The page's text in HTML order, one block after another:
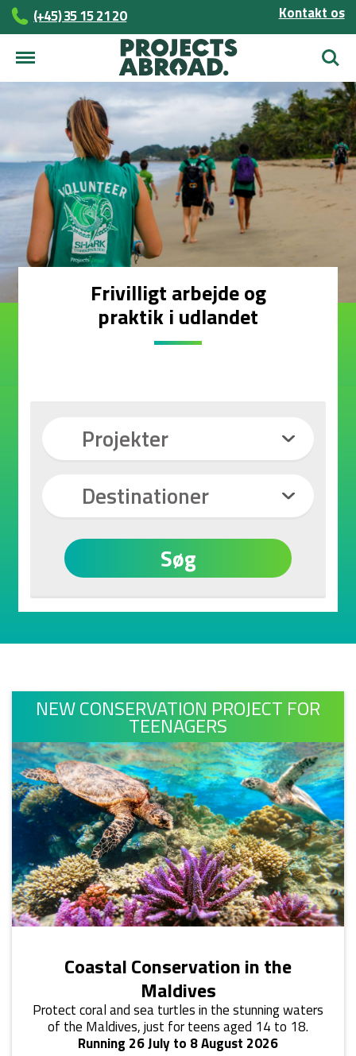
(+45)­­ 35 15 21 20 Kontakt os
Søg
Frivilligt arbejde og
praktik i udlandet
Projekter
Destinationer
Søg
NEW CONSERVATION PROJECT FOR
TEENAGERS
Coastal Conservation in the
Maldives
Protect coral and sea turtles in the stunning waters
of the Maldives, just for teens aged 14 to 18.
Running 26 July to 8 August 2026